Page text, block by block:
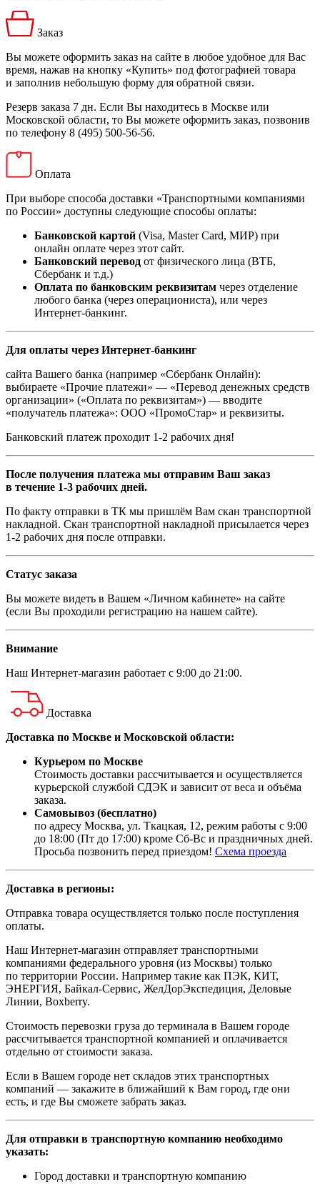
Заказ
Вы можете оформить заказ на сайте в любое удобное для Вас
время, нажав на кнопку «Купить» под фотографией товара
и заполнив небольшую форму для обратной связи.
Резерв заказа 7 дн. Если Вы находитесь в Москве или
Московской области, то Вы можете оформить заказ, позвонив
по телефону 8 (495) 500-56-56.
Оплата
При выборе способа доставки «Транспортными компаниями
по России» доступны следующие способы оплаты:
Банковской картой (Visa, Master Card, МИР) при
онлайн оплате через этот сайт.
Банковский перевод от физического лица (ВТБ,
Сбербанк и т.д.)
Оплата по банковским реквизитам через отделение
любого банка (через операциониста), или через
Интернет-банкинг.
Для оплаты через Интернет-банкинг
сайта Вашего банка (например «Сбербанк Онлайн):
выбираете «Прочие платежи» — «Перевод денежных средств
организации» («Оплата по реквизитам») — вводите
«получатель платежа»: ООО «ПромоСтар» и реквизиты.
Банковский платеж проходит 1-2 рабочих дня!
После получения платежа мы отправим Ваш заказ
в течение 1-3 рабочих дней.
По факту отправки в ТК мы пришлём Вам скан транспортной
накладной. Скан транспортной накладной присылается через
1-2 рабочих дня после отправки.
Статус заказа
Вы можете видеть в Вашем «Личном кабинете» на сайте
(если Вы проходили регистрацию на нашем сайте).
Внимание
Наш Интернет-магазин работает с 9:00 до 21:00.
Доставка
Доставка по Москве и Московской области:
Курьером по Москве
Стоимость доставки рассчитывается и осуществляется
курьерской службой СДЭК и зависит от веса и объёма
заказа.
Самовывоз (бесплатно)
по адресу Москва, ул. Ткацкая, 12, режим работы с 9:00
до 18:00 (Пт до 17:00) кроме Сб-Вс и праздничных дней.
Просьба позвонить перед приездом! Схема проезда
Доставка в регионы:
Отправка товара осуществляется только после поступления
оплаты.
Наш Интернет-магазин отправляет транспортными
компаниями федерального уровня (из Москвы) только
по территории России. Например такие как ПЭК, КИТ,
ЭНЕРГИЯ, Байкал-Сервис, ЖелДорЭкспедиция, Деловые
Линии, Boxberry.
Стоимость перевозки груза до терминала в Вашем городе
рассчитывается транспортной компанией и оплачивается
отдельно от стоимости заказа.
Если в Вашем городе нет складов этих транспортных
компаний — закажите в ближайший к Вам город, где они
есть, и где Вы сможете забрать заказ.
Для отправки в транспортную компанию необходимо
указать:
Город доставки и транспортную компанию